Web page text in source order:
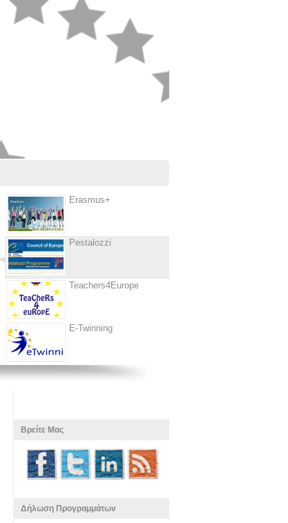
Erasmus+
Pestalozzi
Teachers4Europe
E-Twinning
Βρείτε Μας
Δήλωση Προγραμμάτων